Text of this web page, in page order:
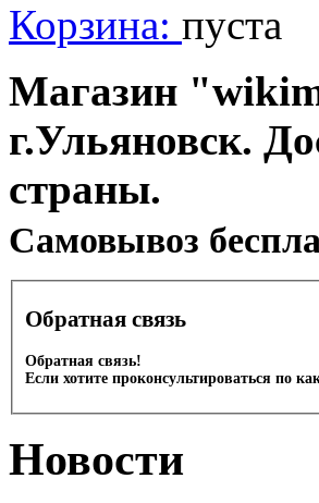
Корзина: пуста
Магазин
г.Ульяновск.
страны.
Cамовывоз
Обратная связь
Обратная связь!
Если хотите проконсультироваться по
Новости